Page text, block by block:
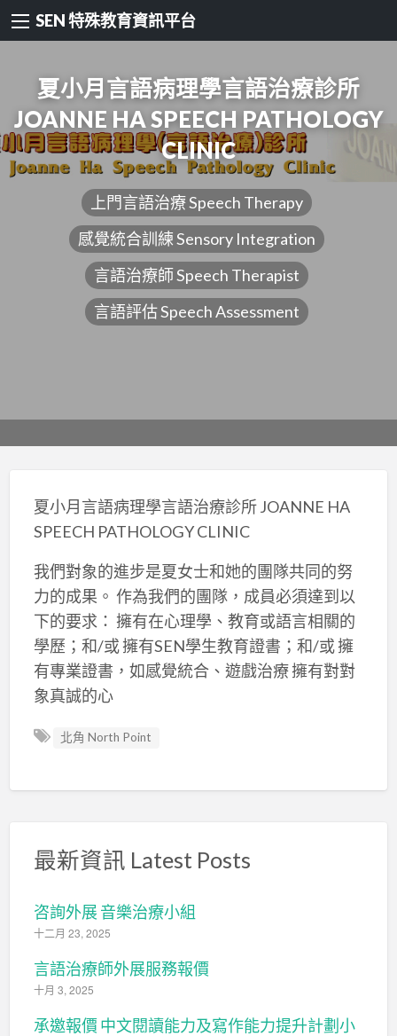
SEN 特殊教育資訊平台
夏小月言語病理學言語治療診所
JOANNE HA SPEECH PATHOLOGY
CLINIC
上門言語治療 Speech Therapy
感覺統合訓練 Sensory Integration
言語治療師 Speech Therapist
言語評估 Speech Assessment
夏小月言語病理學言語治療診所 JOANNE HA
SPEECH PATHOLOGY CLINIC
我們對象的進步是夏女士和她的團隊共同的努
力的成果。 作為我們的團隊，成員必須達到以
下的要求： 擁有在心理學、教育或語言相關的
學歷；和/或 擁有SEN學生教育證書；和/或 擁
有專業證書，如感覺統合、遊戲治療 擁有對對
象真誠的心
北角 North Point
最新資訊 Latest Posts
咨詢外展 音樂治療小組
十二月 23, 2025
言語治療師外展服務報價
十月 3, 2025
承邀報價 中文閱讀能力及寫作能力提升計劃小